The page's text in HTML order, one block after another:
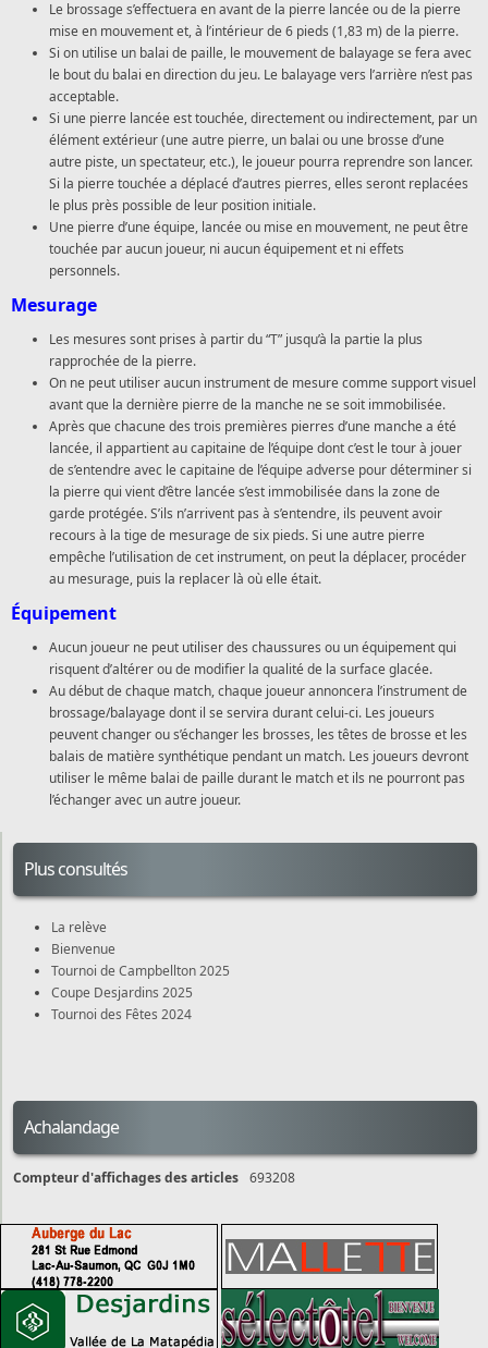
Le brossage s’effectuera en avant de la pierre lancée ou de la pierre
mise en mouvement et, à l’intérieur de 6 pieds (1,83 m) de la pierre.
Si on utilise un balai de paille, le mouvement de balayage se fera avec
le bout du balai en direction du jeu. Le balayage vers l’arrière n’est pas
acceptable.
Si une pierre lancée est touchée, directement ou indirectement, par un
élément extérieur (une autre pierre, un balai ou une brosse d’une
autre piste, un spectateur, etc.), le joueur pourra reprendre son lancer.
Si la pierre touchée a déplacé d’autres pierres, elles seront replacées
le plus près possible de leur position initiale.
Une pierre d’une équipe, lancée ou mise en mouvement, ne peut être
touchée par aucun joueur, ni aucun équipement et ni effets
personnels.
Mesurage
Les mesures sont prises à partir du “T” jusqu’à la partie la plus
rapprochée de la pierre.
On ne peut utiliser aucun instrument de mesure comme support visuel
avant que la dernière pierre de la manche ne se soit immobilisée.
Après que chacune des trois premières pierres d’une manche a été
lancée, il appartient au capitaine de l’équipe dont c’est le tour à jouer
de s’entendre avec le capitaine de l’équipe adverse pour déterminer si
la pierre qui vient d’être lancée s’est immobilisée dans la zone de
garde protégée. S’ils n’arrivent pas à s’entendre, ils peuvent avoir
recours à la tige de mesurage de six pieds. Si une autre pierre
empêche l’utilisation de cet instrument, on peut la déplacer, procéder
au mesurage, puis la replacer là où elle était.
Équipement
Aucun joueur ne peut utiliser des chaussures ou un équipement qui
risquent d’altérer ou de modifier la qualité de la surface glacée.
Au début de chaque match, chaque joueur annoncera l’instrument de
brossage/balayage dont il se servira durant celui-ci. Les joueurs
peuvent changer ou s’échanger les brosses, les têtes de brosse et les
balais de matière synthétique pendant un match. Les joueurs devront
utiliser le même balai de paille durant le match et ils ne pourront pas
l’échanger avec un autre joueur.
Plus consultés
La relève
Bienvenue
Tournoi de Campbellton 2025
Coupe Desjardins 2025
Tournoi des Fêtes 2024
Achalandage
Compteur d'affichages des articles 693208